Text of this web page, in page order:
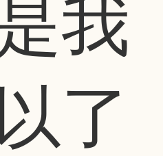
我
了